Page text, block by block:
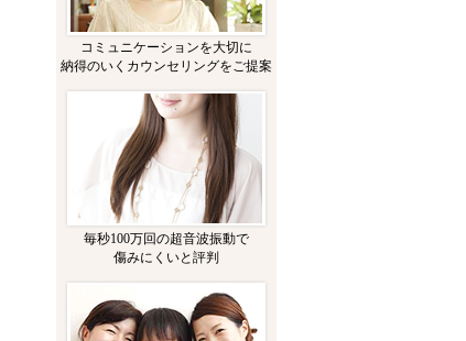
コミュニケーションを大切に
納得のいくカウンセリングをご提案
毎秒100万回の超音波振動で
傷みにくいと評判